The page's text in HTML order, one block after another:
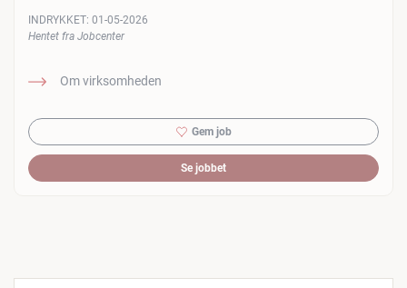
Om virksomheden
INDRYKKET: 01-05-2026
Hentet fra Jobcenter
Gem job
Se jobbet